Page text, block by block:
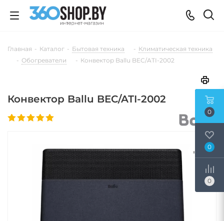
Главная - Каталог - Бытовая техника - Климатическая техника
- Обогреватели - Конвектор Ballu BEC/ATI-2002
Конвектор Ballu BEC/ATI-2002
0
0
0